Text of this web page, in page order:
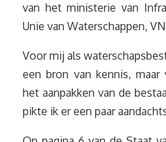
van het ministerie van
Unie van Waterschappen,
Voor mij als
een bron van kennis,
het aanpakken van de
pikte ik er een paar